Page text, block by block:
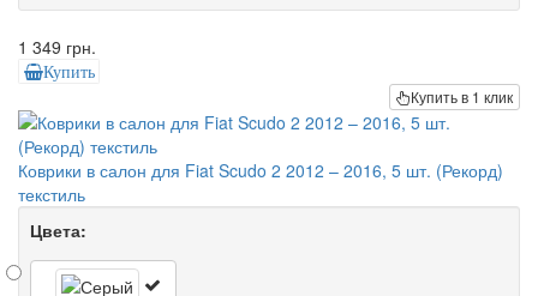
1 349 грн.
Купить
Купить в 1 клик
Коврики в салон для Fiat Scudo 2 2012 – 2016, 5 шт. (Рекорд)
текстиль
Цвета: